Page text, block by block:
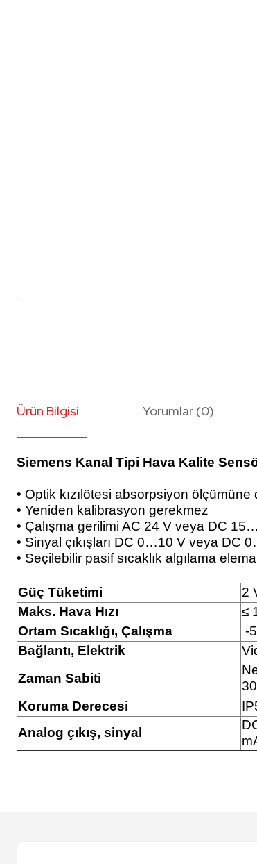
Ürün Bilgisi Yorumlar (0)
Siemens Kanal Tipi Hava Kalite
• Optik kızılötesi absorpsiyon ölçümüne
• Yeniden kalibrasyon gerekmez
• Çalışma gerilimi AC 24 V veya DC
• Sinyal çıkışları DC 0…10 V veya DC
• Seçilebilir pasif sıcaklık algılama
Güç Tüketimi
2
Maks. Hava Hızı
≤
Ortam Sıcaklığı, Çalışma
-
Bağlantı, Elektrik
Zaman Sabiti
Koruma Derecesi
Analog çıkış, sinyal